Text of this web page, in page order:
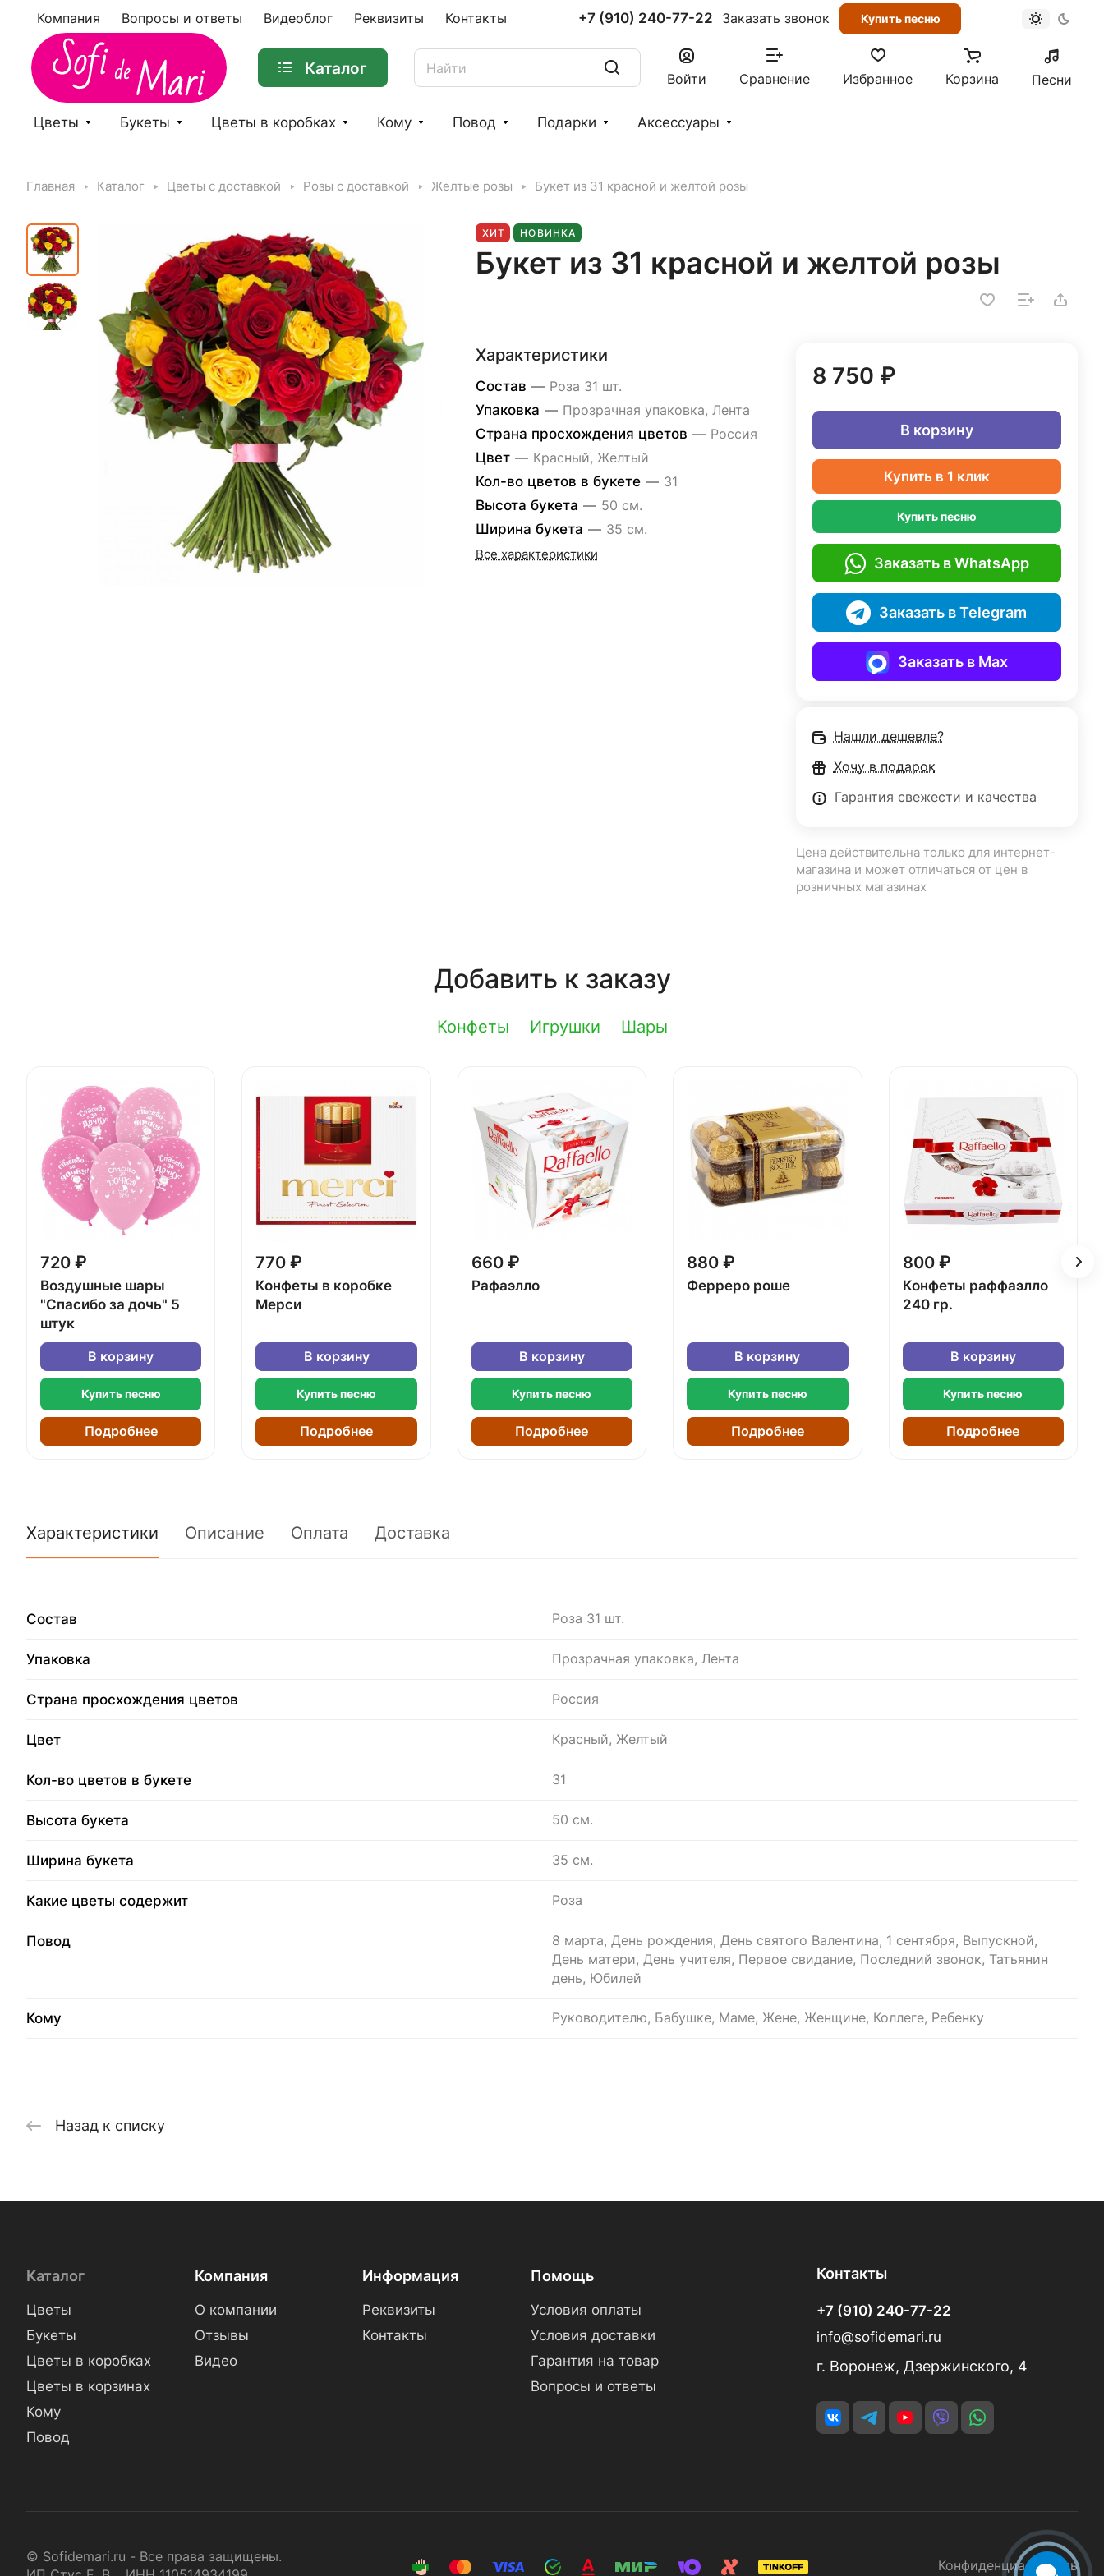
Компания Вопросы и ответы Видеоблог Реквизиты Контакты +7 (910) 240-77-22 Заказать звонок Купить песню
Каталог
Войти Сравнение Избранное Корзина Песни
Цветы Букеты Цветы в коробках Кому Повод Подарки Аксессуары
Главная Каталог Цветы с доставкой Розы с доставкой Желтые розы Букет из 31 красной и желтой розы
ХИТ НОВИНКА
Букет из 31 красной и желтой розы
Характеристики
Состав — Роза 31 шт.
Упаковка — Прозрачная упаковка, Лента
Страна просхождения цветов — Россия
Цвет — Красный, Желтый
Кол-во цветов в букете — 31
Высота букета — 50 см.
Ширина букета — 35 см.
Все характеристики
8 750 ₽
В корзину
Купить в 1 клик
Купить песню
Заказать в WhatsApp
Заказать в Telegram
Заказать в Max
Нашли дешевле?
Хочу в подарок
Гарантия свежести и качества
Цена действительна только для интернет-
магазина и может отличаться от цен в
розничных магазинах
Добавить к заказу
Конфеты Игрушки Шары
720 ₽
Воздушные шары
"Спасибо за дочь" 5
штук
В корзину
Купить песню
Подробнее
770 ₽
Конфеты в коробке
Мерси
В корзину
Купить песню
Подробнее
660 ₽
Рафаэлло
В корзину
Купить песню
Подробнее
880 ₽
Ферреро роше
В корзину
Купить песню
Подробнее
800 ₽
Конфеты раффаэлло
240 гр.
В корзину
Купить песню
Подробнее
Характеристики Описание Оплата Доставка
Состав Роза 31 шт.
Упаковка Прозрачная упаковка, Лента
Страна просхождения цветов Россия
Цвет Красный, Желтый
Кол-во цветов в букете 31
Высота букета 50 см.
Ширина букета 35 см.
Какие цветы содержит Роза
Повод
8 марта, День рождения, День святого Валентина, 1 сентября, Выпускной,
День матери, День учителя, Первое свидание, Последний звонок, Татьянин
день, Юбилей
Кому Руководителю, Бабушке, Маме, Жене, Женщине, Коллеге, Ребенку
Назад к списку
Каталог
Цветы
Букеты
Цветы в коробках
Цветы в корзинах
Кому
Повод
Компания
О компании
Отзывы
Видео
Информация
Реквизиты
Контакты
Помощь
Условия оплаты
Условия доставки
Гарантия на товар
Вопросы и ответы
Контакты
+7 (910) 240-77-22
info@sofidemari.ru
г. Воронеж, Дзержинского, 4
© Sofidemari.ru - Все права защищены.
Конфиденциальность